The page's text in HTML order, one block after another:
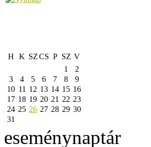
H K SZCS P SZ V
1
2
3
4 5 6 7 8
9
10 11 12 13 14 15 16
17 18 19 20 21 22 23
24 25 26 27 28 29 30
31
eseménynaptár